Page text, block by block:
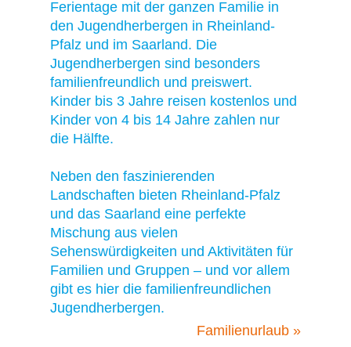
Ferientage mit der ganzen Familie in
den Jugendherbergen in Rheinland-
Pfalz und im Saarland. Die
Jugendherbergen sind besonders
familienfreundlich und preiswert.
Kinder bis 3 Jahre reisen kostenlos und
Kinder von 4 bis 14 Jahre zahlen nur
die Hälfte.
Neben den faszinierenden
Landschaften bieten Rheinland-Pfalz
und das Saarland eine perfekte
Mischung aus vielen
Sehenswürdigkeiten und Aktivitäten für
Familien und Gruppen – und vor allem
gibt es hier die familienfreundlichen
Jugendherbergen.
Familienurlaub »